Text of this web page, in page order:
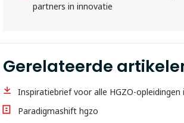
partners in innovatie
Gerelateerde
Inspiratiebrief voor alle HGZO-opleidingen
Paradigmashift hgzo